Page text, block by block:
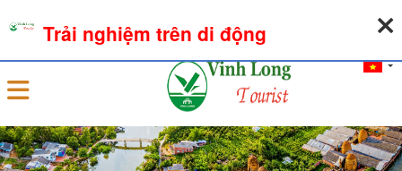
Đăng nhập
Trải nghiệm trên di động